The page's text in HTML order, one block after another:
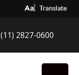
Select
(11) 2827-0600